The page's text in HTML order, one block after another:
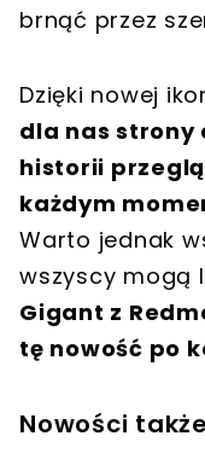
brnąć przez
Dzięki nowej
dla nas strony
historii
każdym
Warto jednak
wszyscy mogą
Gigant z
tę nowość po
Nowości